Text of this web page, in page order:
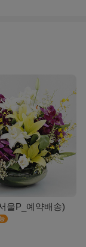
울P_예약배송)